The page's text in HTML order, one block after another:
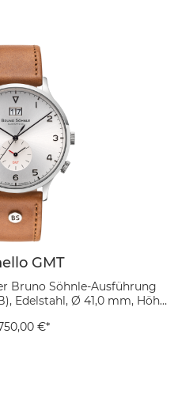
6 Uhr die Funktionalität
Stabzeiger und schwarze
Das cognacfarbene
das kühle Grau mit warmer
Eleganz.
GMT
Bruno Söhnle-Ausführung
Edelstahl, Ø 41,0 mm, Höhe
Dornschließe
€*